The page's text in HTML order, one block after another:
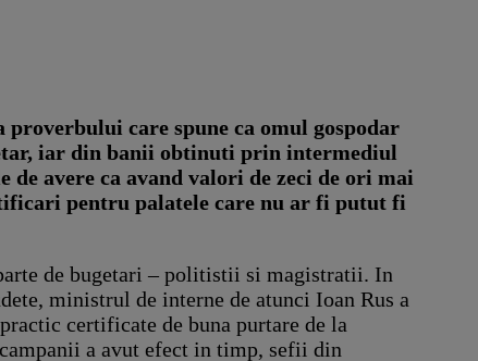
care spune ca omul gospodar
iar din banii obtinuti prin intermediul
avere ca avand valori de zeci de ori mai
pentru palatele care nu ar fi putut fi
de bugetari – politistii si magistratii. In
ministrul de interne de atunci Ioan Rus a
certificate de buna purtare de la
a avut efect in timp, sefii din